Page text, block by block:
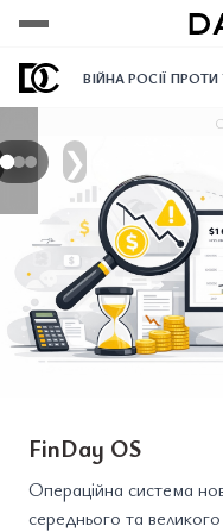
ВІЙНА РОСІЇ ПРОТИ
Переглянути
Переглянути
Переглянути
❯
FinDay OS
Операційна система
середнього та великого